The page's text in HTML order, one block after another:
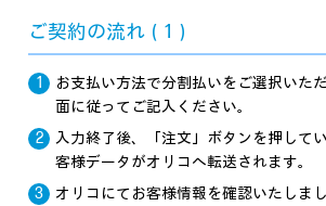
ご契約の流れ（1）
お支払い方法で分割払いをご選択いた
面に従ってご記入ください。
入力終了後、「注文」ボタンを押して
客様データがオリコへ転送されます。
オリコにてお客様情報を確認いたしま